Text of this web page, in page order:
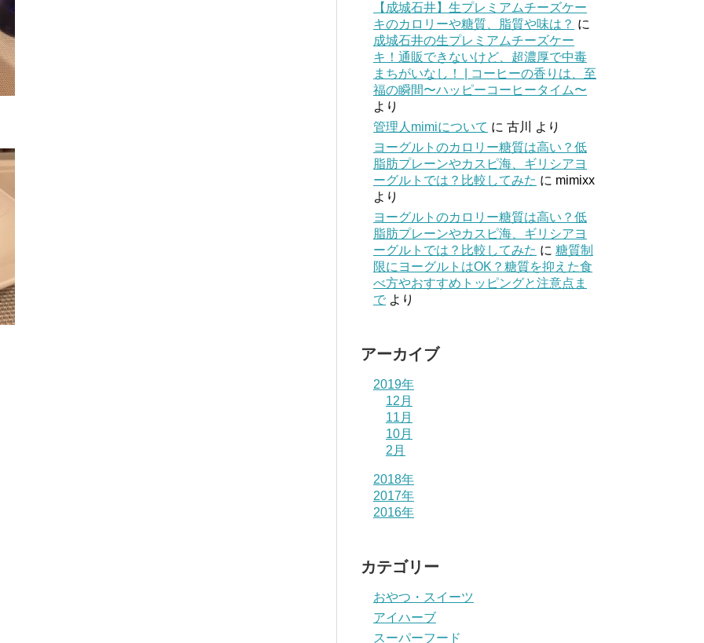
【成城石井】生プレミアムチーズケー
キのカロリーや糖質、脂質や味は？ に
成城石井の生プレミアムチーズケー
キ！通販できないけど、超濃厚で中毒
まちがいなし！ | コーヒーの香りは、至
福の瞬間〜ハッピーコーヒータイム〜
より
管理人mimiについて に 古川
より
ヨーグルトのカロリー糖質は高い？低
脂肪プレーンやカスピ海、ギリシアヨ
ーグルトでは？比較してみた に mimixx
より
ヨーグルトのカロリー糖質は高い？低
脂肪プレーンやカスピ海、ギリシアヨ
ーグルトでは？比較してみた に 糖質制
限にヨーグルトはOK？糖質を抑えた食
べ方やおすすめトッピングと注意点ま
で より
アーカイブ
2019年
12月
11月
10月
2月
2018年
2017年
2016年
カテゴリー
おやつ・スイーツ
アイハーブ
スーパーフード